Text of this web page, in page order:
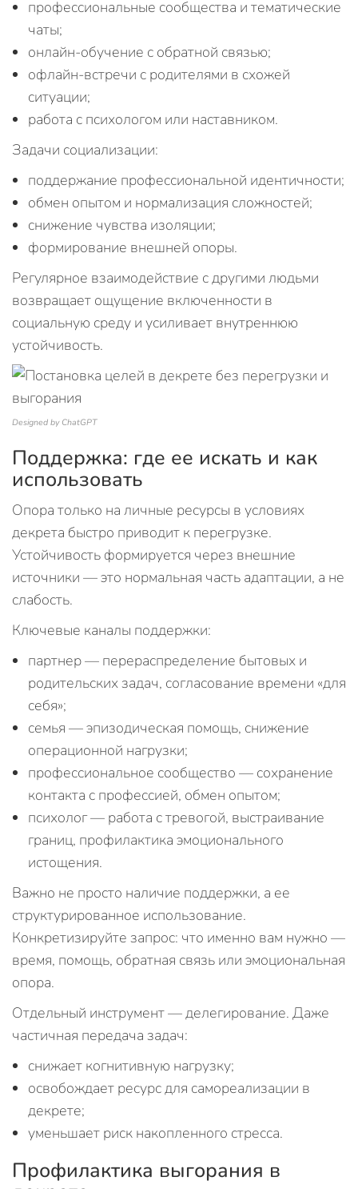
профессиональные сообщества и тематические
чаты;
онлайн-обучение с обратной связью;
офлайн-встречи с родителями в схожей
ситуации;
работа с психологом или наставником.
Задачи социализации:
поддержание профессиональной идентичности;
обмен опытом и нормализация сложностей;
снижение чувства изоляции;
формирование внешней опоры.
Регулярное взаимодействие с другими людьми
возвращает ощущение включенности в
социальную среду и усиливает внутреннюю
устойчивость.
Designed by ChatGPT
Поддержка: где ее искать и как
использовать
Опора только на личные ресурсы в условиях
декрета быстро приводит к перегрузке.
Устойчивость формируется через внешние
источники — это нормальная часть адаптации, а не
слабость.
Ключевые каналы поддержки:
партнер — перераспределение бытовых и
родительских задач, согласование времени «для
себя»;
семья — эпизодическая помощь, снижение
операционной нагрузки;
профессиональное сообщество — сохранение
контакта с профессией, обмен опытом;
психолог — работа с тревогой, выстраивание
границ, профилактика эмоционального
истощения.
Важно не просто наличие поддержки, а ее
структурированное использование.
Конкретизируйте запрос: что именно вам нужно —
время, помощь, обратная связь или эмоциональная
опора.
Отдельный инструмент — делегирование. Даже
частичная передача задач:
снижает когнитивную нагрузку;
освобождает ресурс для самореализации в
декрете;
уменьшает риск накопленного стресса.
Профилактика выгорания в